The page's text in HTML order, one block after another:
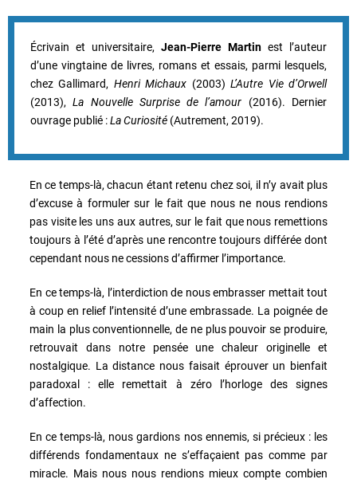
Écrivain et universitaire, Jean-Pierre Martin est l’auteur
d’une vingtaine de livres, romans et essais, parmi lesquels,
chez Gallimard, Henri Michaux (2003)L’Autre Vie d’Orwell
(2013),La Nouvelle Surprise de l’amour (2016). Dernier
ouvrage publié :La Curiosité (Autrement, 2019).
En ce temps-là, chacun étant retenu chez soi, il n’y avait plus
d’excuse à formuler sur le fait que nous ne nous rendions
pas visite les uns aux autres, sur le fait que nous remettions
toujours à l’été d’après une rencontre toujours différée dont
cependant nous ne cessions d’affirmer l’importance.
En ce temps-là, l’interdiction de nous embrasser mettait tout
à coup en relief l’intensité d’une embrassade. La poignée de
main la plus conventionnelle, de ne plus pouvoir se produire,
retrouvait dans notre pensée une chaleur originelle et
nostalgique. La distance nous faisait éprouver un bienfait
paradoxal : elle remettait à zéro l’horloge des signes
d’affection.
En ce temps-là, nous gardions nos ennemis, si précieux : les
différends fondamentaux ne s’effaçaient pas comme par
miracle. Mais nous nous rendions mieux compte combien